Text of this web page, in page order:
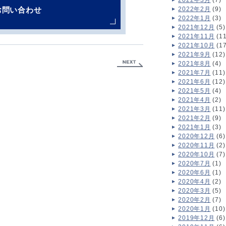
い合わせ
2022年2月 (9)
2022年1月 (3)
2021年12月 (5)
2021年11月
2021年10月
2021年9月 (12)
2021年8月 (4)
2021年7月 (11)
2021年6月 (12)
2021年5月 (4)
2021年4月 (2)
2021年3月 (11)
2021年2月 (9)
2021年1月 (3)
2020年12月 (6)
2020年11月 (2)
2020年10月 (7)
2020年7月 (1)
2020年6月 (1)
2020年4月 (2)
2020年3月 (5)
2020年2月 (7)
2020年1月 (10)
2019年12月 (6)